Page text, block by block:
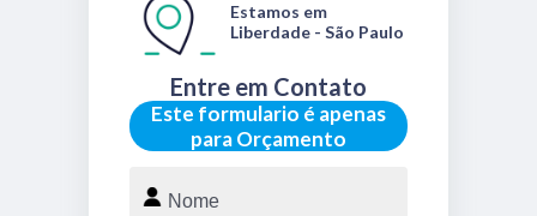
Este formulario é apenas
para Orçamento
Entre em Contato
Estamos em
Liberdade - São Paulo